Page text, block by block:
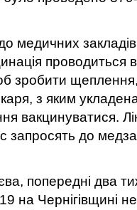
медичних закладів
проводиться
зробити
з яким
вакцинуватися.
запросять до
попередні два
на Чернігівщині